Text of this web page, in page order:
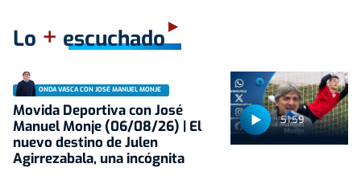
Lo + escuchado
51:59
ONDA VASCA CON JOSÉ MANUEL MONJE
Movida Deportiva con José
Manuel Monje (06/08/26) | El
nuevo destino de Julen
Agirrezabala, una incógnita